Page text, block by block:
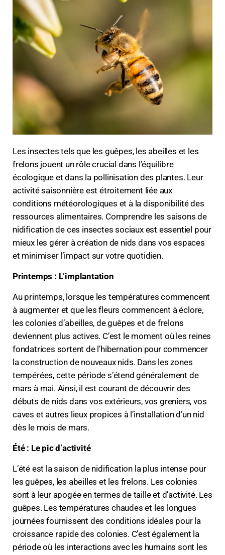
Les insectes tels que les guêpes, les abeilles et les
frelons jouent un rôle crucial dans l’équilibre
écologique et dans la pollinisation des plantes. Leur
activité saisonnière est étroitement liée aux
conditions météorologiques et à la disponibilité des
ressources alimentaires. Comprendre les saisons de
nidification de ces insectes sociaux est essentiel pour
mieux les gérer à création de nids dans vos espaces
et minimiser l’impact sur votre quotidien.
Printemps : L’implantation
Au printemps, lorsque les températures commencent
à augmenter et que les fleurs commencent à éclore,
les colonies d’abeilles, de guêpes et de frelons
deviennent plus actives. C’est le moment où les reines
fondatrices sortent de l’hibernation pour commencer
la construction de nouveaux nids. Dans les zones
tempérées, cette période s’étend généralement de
mars à mai. Ainsi, il est courant de découvrir des
débuts de nids dans vos extérieurs, vos greniers, vos
caves et autres lieux propices à l’installation d’un nid
dès le mois de mars.
Été : Le pic d’activité
L’été est la saison de nidification la plus intense pour
les guêpes, les abeilles et les frelons. Les colonies
sont à leur apogée en termes de taille et d’activité. Les
guêpes. Les températures chaudes et les longues
journées fournissent des conditions idéales pour la
croissance rapide des colonies. C’est également la
période où les interactions avec les humains sont les